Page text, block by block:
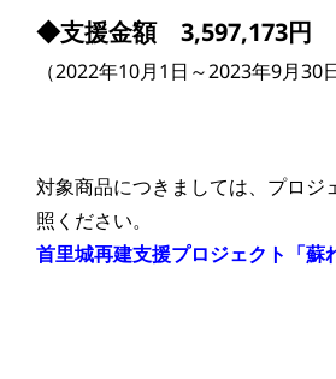
◆支援金額 3,597,173円
（2022年10月1日～2023年9月30日
対象商品につきましては、プロジ
照ください。
首里城再建支援プロジェクト「蘇